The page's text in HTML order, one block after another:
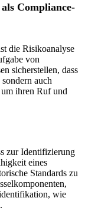
Compliance-
die Risikoanalyse
von
sicherstellen, dass
auch
ihren Ruf und
zur Identifizierung
eines
Standards zu
wie